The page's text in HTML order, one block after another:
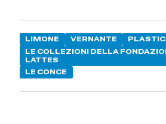
LIMONE VERNANTE
PLASTIC
LE COLLEZIONI DELLA
LATTES
LE CONCE